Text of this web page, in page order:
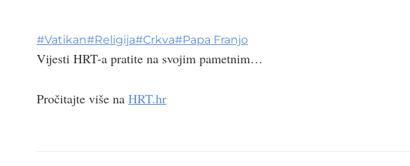
#Vatikan#Religija#Crkva#Papa Franjo
Vijesti HRT-a pratite na svojim pametnim…
Pročitajte više na HRT.hr